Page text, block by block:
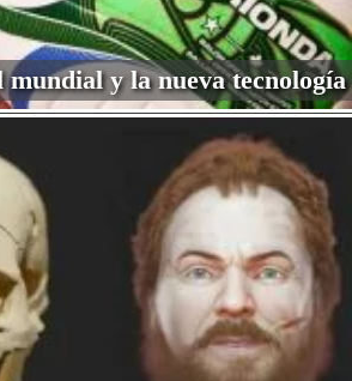
mundial y la nueva tecnología